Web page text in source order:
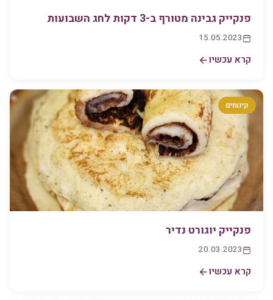
פנקייק גבינה מטורף ב-3 דקות לחג השבועות
15.05.2023
קרא עכשיו
קינוחים
פנקייק יוגורט נדיר
20.03.2023
קרא עכשיו